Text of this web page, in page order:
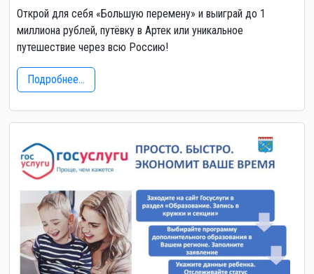
Открой для себя «Большую перемену» и выиграй до 1
миллиона рублей, путёвку в Артек или уникальное
путешествие через всю Россию!
Подробнее...